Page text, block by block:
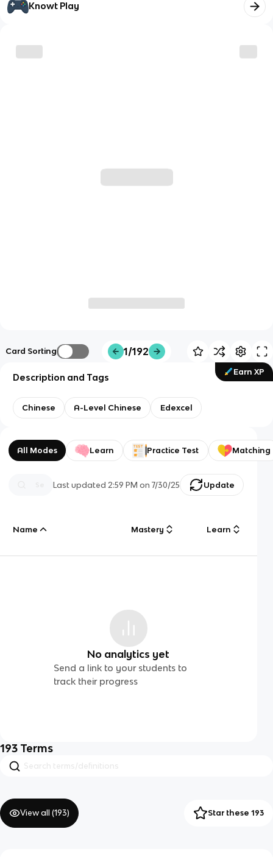
Knowt Play
Card Sorting 1/192
Earn XP
Description and Tags
Chinese A-Level Chinese Edexcel
All Modes Learn Practice Test Matching
Last updated 2:59 PM on 7/30/25 Update
Name Mastery Learn
No analytics yet
Send a link to your students to
track their progress
193 Terms
View all (193) Star these 193